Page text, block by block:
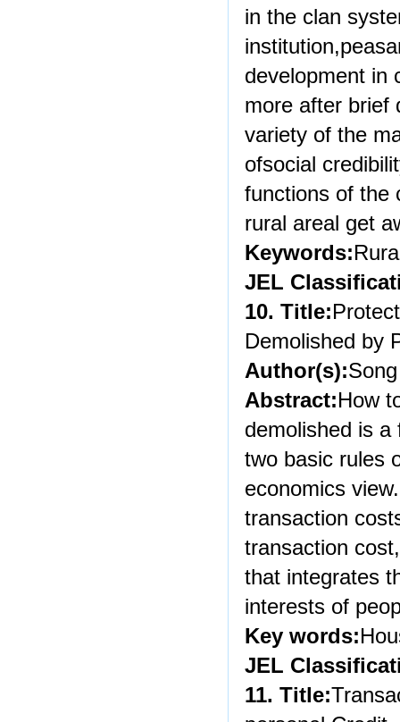
in the clan
development in
more after brief
variety of the
ofsocial
functions of the
rural areal get
Keywords:
JEL
10. Title:
Demolished by
Author(s):
Abstract:How
demolished is a
two basic rules
economics
transaction
transaction
that integrates
interests of
Key words:
JEL
11. Title: